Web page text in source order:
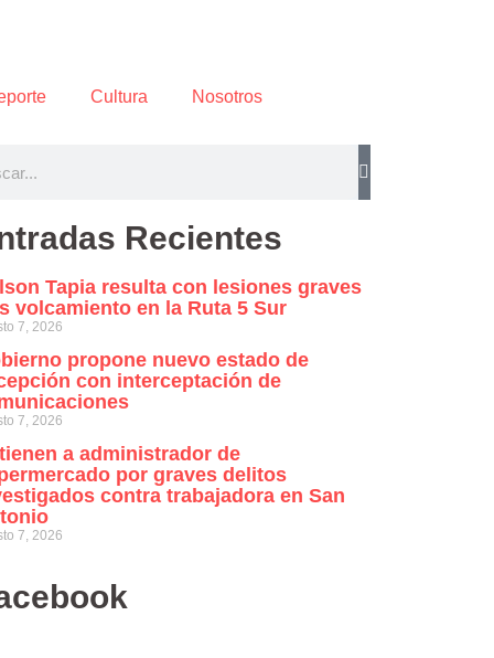
Cultura Nosotros
Recientes
Tapia resulta con lesiones graves
volcamiento en la Ruta 5 Sur
7, 2026
propone nuevo estado de
con interceptación de
7, 2026
a administrador de
por graves delitos
contra trabajadora en San
7, 2026